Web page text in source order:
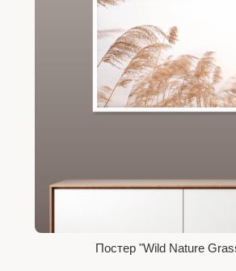
Постер "Wild Nature